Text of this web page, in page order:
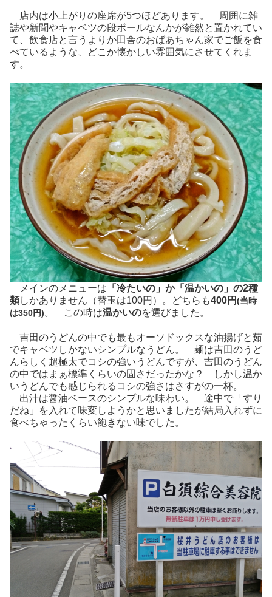
店内は小上がりの座席が5つほどあります。 周囲に雑
誌や新聞やキャベツの段ボールなんかが雑然と置かれてい
て、飲食店と言うよりか田舎のおばあちゃん家でご飯を食
べているような、どこか懐かしい雰囲気にさせてくれま
す。
メインのメニューは 「冷たいの」か「温かいの」の2種
類しかありません（替玉は100円）。どちらも400円(当時
は350円)。 この時は温かいのを選びました。
吉田のうどんの中でも最もオーソドックスな油揚げと茹
でキャベツしかないシンプルなうどん。 麺は吉田のうど
んらしく超極太でコシの強いうどんですが、吉田のうどん
の中ではまぁ標準くらいの固さだったかな？ しかし温か
いうどんでも感じられるコシの強さはさすがの一杯。
出汁は醤油ベースのシンプルな味わい。 途中で「すり
だね」を入れて味変しようかと思いましたが結局入れずに
食べちゃったくらい飽きない味でした。